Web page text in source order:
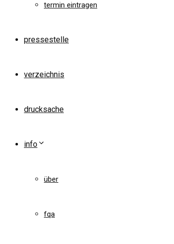
termin eintragen
pressestelle
verzeichnis
drucksache
info
über
fqa